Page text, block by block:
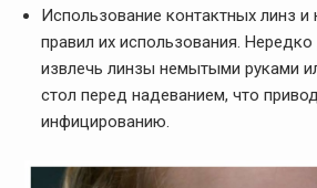
Использование контактных линз
правил их использования.
извлечь линзы немытыми руками
стол перед надеванием, что
инфицированию.